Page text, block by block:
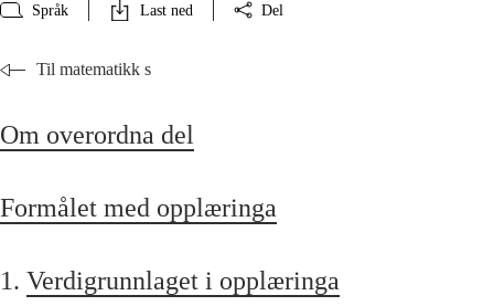
Språk Last ned Del
Til matematikk s
Om overordna del
Formålet med opplæringa
1. Verdigrunnlaget i opplæringa